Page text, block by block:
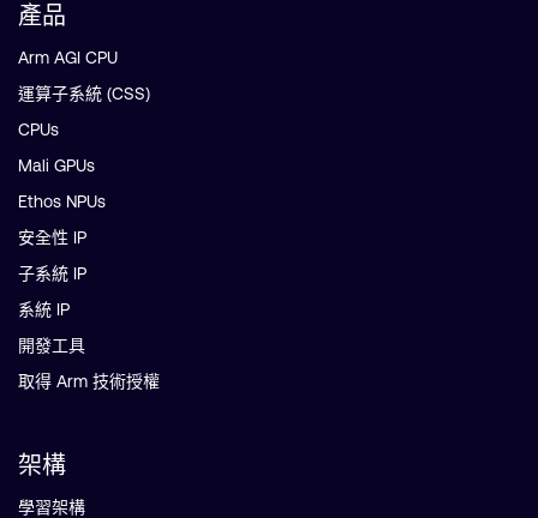
產品
Arm AGI CPU
運算子系統 (CSS)
CPUs
Mali GPUs
Ethos NPUs
安全性 IP
子系統 IP
系統 IP
開發工具
取得 Arm 技術授權
架構
學習架構